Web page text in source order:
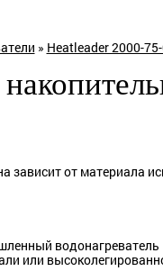
» Heatleader 2000-
зависит от материала
или